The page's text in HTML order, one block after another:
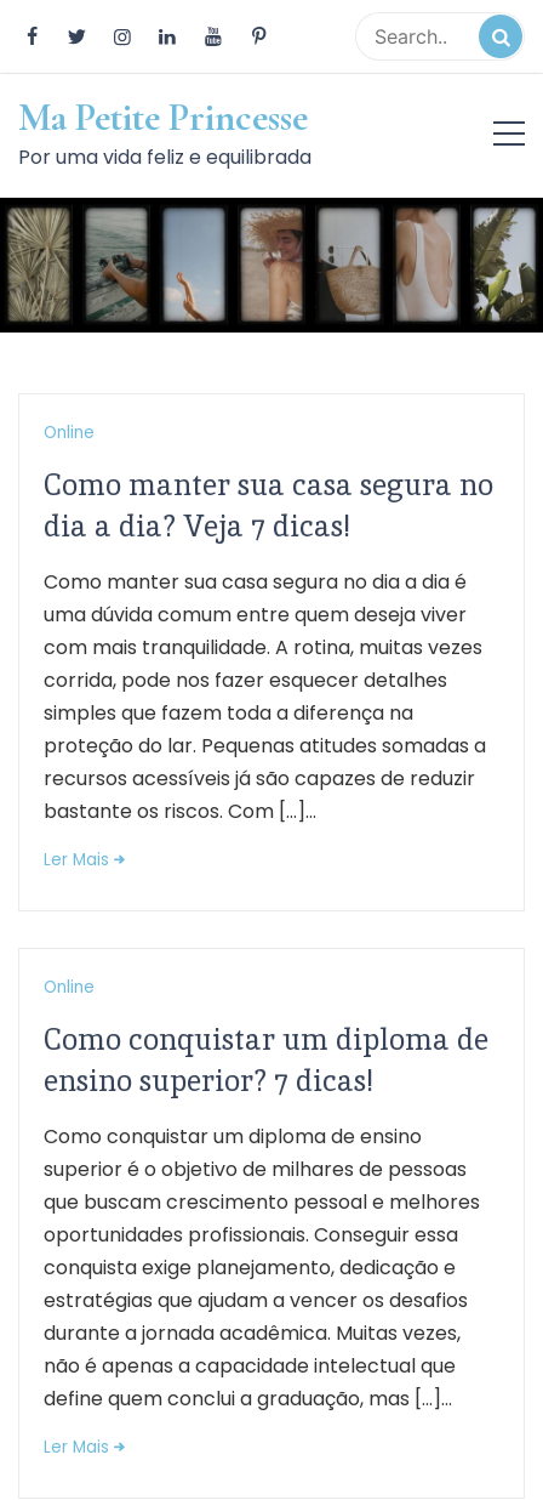
content
Ma Petite Princesse
Por uma vida feliz e equilibrada
Online
Como manter sua casa segura no
dia a dia? Veja 7 dicas!
Como manter sua casa segura no dia a dia é
uma dúvida comum entre quem deseja viver
com mais tranquilidade. A rotina, muitas vezes
corrida, pode nos fazer esquecer detalhes
simples que fazem toda a diferença na
proteção do lar. Pequenas atitudes somadas a
recursos acessíveis já são capazes de reduzir
bastante os riscos. Com […]...
Ler Mais
Online
Como conquistar um diploma de
ensino superior? 7 dicas!
Como conquistar um diploma de ensino
superior é o objetivo de milhares de pessoas
que buscam crescimento pessoal e melhores
oportunidades profissionais. Conseguir essa
conquista exige planejamento, dedicação e
estratégias que ajudam a vencer os desafios
durante a jornada acadêmica. Muitas vezes,
não é apenas a capacidade intelectual que
define quem conclui a graduação, mas […]...
Ler Mais